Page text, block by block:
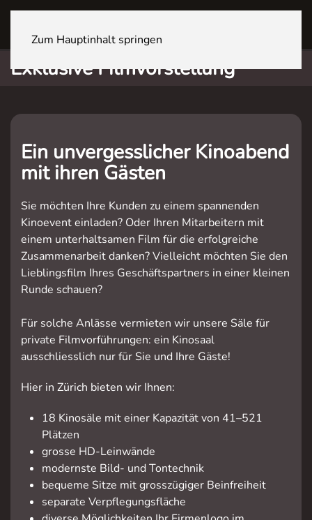
Zum Hauptinhalt springen
Exklusive Filmvorstellung
Ein unvergesslicher Kinoabend
mit ihren Gästen
Sie möchten Ihre Kunden zu einem spannenden
Kinoevent einladen? Oder Ihren Mitarbeitern mit
einem unterhaltsamen Film für die erfolgreiche
Zusammenarbeit danken? Vielleicht möchten Sie den
Lieblingsfilm Ihres Geschäftspartners in einer kleinen
Runde schauen?
Für solche Anlässe vermieten wir unsere Säle für
private Filmvorführungen: ein Kinosaal
ausschliesslich nur für Sie und Ihre Gäste!
Hier in Zürich bieten wir Ihnen:
18 Kinosäle mit einer Kapazität von 41–521
Plätzen
grosse HD-Leinwände
modernste Bild- und Tontechnik
bequeme Sitze mit grosszügiger Beinfreiheit
separate Verpflegungsfläche